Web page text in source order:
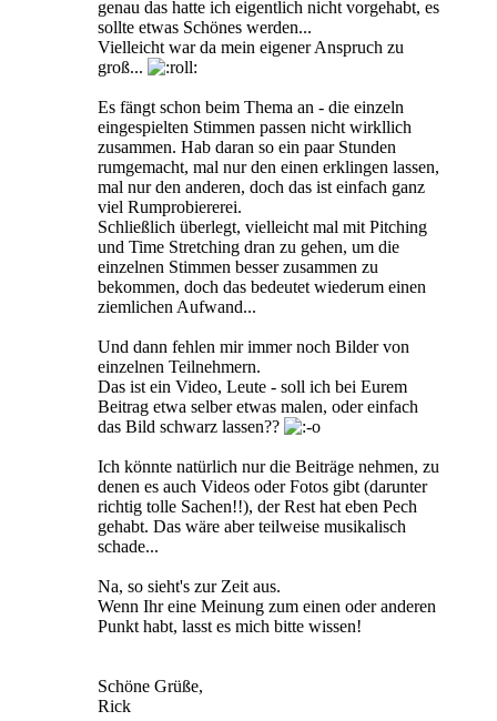
genau das hatte ich eigentlich nicht vorgehabt, es
sollte etwas Schönes werden...
Vielleicht war da mein eigener Anspruch zu
groß...
Es fängt schon beim Thema an - die einzeln
eingespielten Stimmen passen nicht wirkllich
zusammen. Hab daran so ein paar Stunden
rumgemacht, mal nur den einen erklingen lassen,
mal nur den anderen, doch das ist einfach ganz
viel Rumprobiererei.
Schließlich überlegt, vielleicht mal mit Pitching
und Time Stretching dran zu gehen, um die
einzelnen Stimmen besser zusammen zu
bekommen, doch das bedeutet wiederum einen
ziemlichen Aufwand...
Und dann fehlen mir immer noch Bilder von
einzelnen Teilnehmern.
Das ist ein Video, Leute - soll ich bei Eurem
Beitrag etwa selber etwas malen, oder einfach
das Bild schwarz lassen??
Ich könnte natürlich nur die Beiträge nehmen, zu
denen es auch Videos oder Fotos gibt (darunter
richtig tolle Sachen!!), der Rest hat eben Pech
gehabt. Das wäre aber teilweise musikalisch
schade...
Na, so sieht's zur Zeit aus.
Wenn Ihr eine Meinung zum einen oder anderen
Punkt habt, lasst es mich bitte wissen!
Schöne Grüße,
Rick